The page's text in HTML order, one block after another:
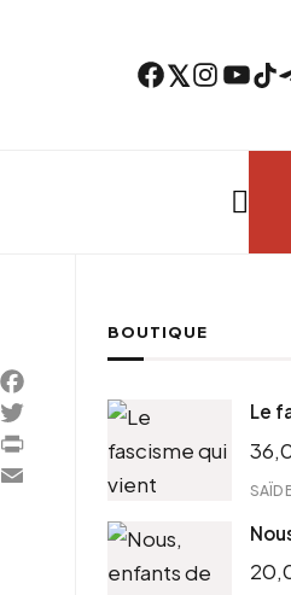
Facebook Twitter Instagram YouTube TikTok
Facebook
Twitter
PrintFriendly
Email
BOUTIQUE
Le
SAÏD